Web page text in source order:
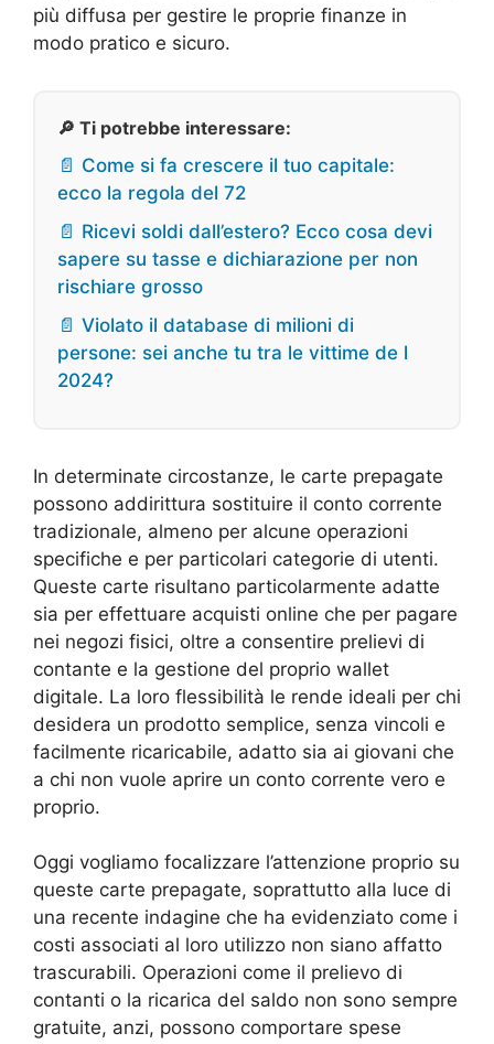
più diffusa per gestire le proprie finanze in
modo pratico e sicuro.
🔎 Ti potrebbe interessare:
📄 Come si fa crescere il tuo capitale:
ecco la regola del 72
📄 Ricevi soldi dall’estero? Ecco cosa devi
sapere su tasse e dichiarazione per non
rischiare grosso
📄 Violato il database di milioni di
persone: sei anche tu tra le vittime de l
2024?
In determinate circostanze, le carte prepagate
possono addirittura sostituire il conto corrente
tradizionale, almeno per alcune operazioni
specifiche e per particolari categorie di utenti.
Queste carte risultano particolarmente adatte
sia per effettuare acquisti online che per pagare
nei negozi fisici, oltre a consentire prelievi di
contante e la gestione del proprio wallet
digitale. La loro flessibilità le rende ideali per chi
desidera un prodotto semplice, senza vincoli e
facilmente ricaricabile, adatto sia ai giovani che
a chi non vuole aprire un conto corrente vero e
proprio.
Oggi vogliamo focalizzare l’attenzione proprio su
queste carte prepagate, soprattutto alla luce di
una recente indagine che ha evidenziato come i
costi associati al loro utilizzo non siano affatto
trascurabili. Operazioni come il prelievo di
contanti o la ricarica del saldo non sono sempre
gratuite, anzi, possono comportare spese